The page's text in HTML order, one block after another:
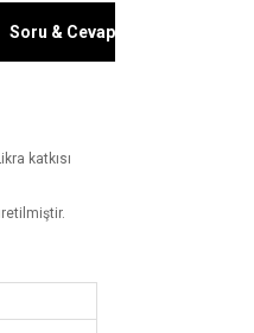
Soru & Cevap
katkısı